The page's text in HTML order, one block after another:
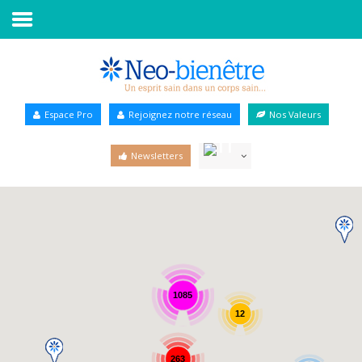
Annuaire Bien-être
Espace Pro Rejoignez notre réseau Nos Valeurs
Newsletters
1085
263
12